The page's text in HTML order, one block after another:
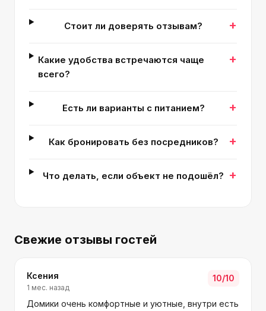
Стоит ли доверять отзывам? +
Какие удобства встречаются чаще
всего?
+
Есть ли варианты с питанием? +
Как бронировать без посредников? +
Что делать, если объект не подошёл? +
Свежие отзывы гостей
Ксения
1 мес. назад
10/10
Домики очень комфортные и уютные, внутри есть